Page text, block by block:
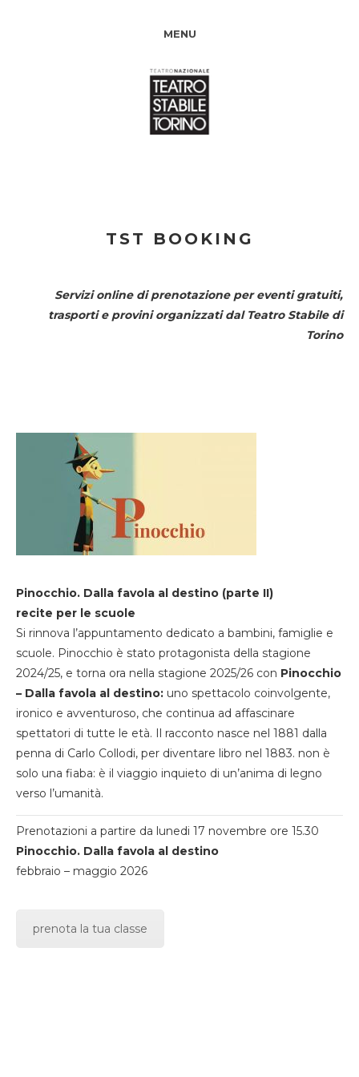
MENU
TST BOOKING
Servizi online di prenotazione per eventi gratuiti,
trasporti e provini organizzati dal Teatro Stabile di
Torino
Pinocchio. Dalla favola al destino (parte II)
recite per le scuole
Si rinnova l’appuntamento dedicato a bambini, famiglie e
scuole. Pinocchio è stato protagonista della stagione
2024/25, e torna ora nella stagione 2025/26 con Pinocchio
– Dalla favola al destino: uno spettacolo coinvolgente,
ironico e avventuroso, che continua ad affascinare
spettatori di tutte le età. Il racconto nasce nel 1881 dalla
penna di Carlo Collodi, per diventare libro nel 1883. non è
solo una fiaba: è il viaggio inquieto di un’anima di legno
verso l’umanità.
Prenotazioni a partire da lunedi 17 novembre ore 15.30
Pinocchio. Dalla favola al destino
febbraio – maggio 2026
prenota la tua classe